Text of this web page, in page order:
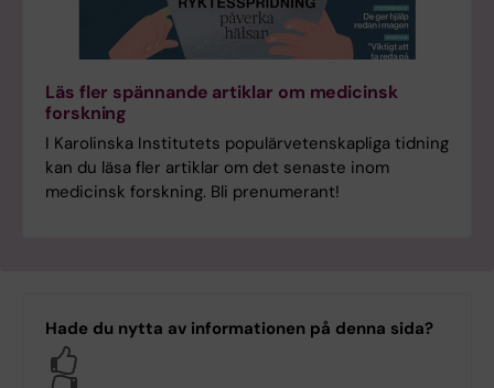
Läs fler spännande artiklar om medicinsk
forskning
I Karolinska Institutets populärvetenskapliga tidning
kan du läsa fler artiklar om det senaste inom
medicinsk forskning. Bli prenumerant!
Hade du nytta av informationen på denna sida?